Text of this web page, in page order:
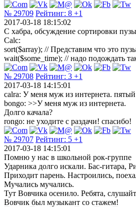
№ 29709 Рейтинг: 8 +1
2017-03-18 18:15:02
С хабра, обсуждение сортировки
Calc:
sort($array); // Представим что это
wait($some_time); // надо подождать
№ 29708 Рейтинг: 3 +1
2017-03-18 14:15:01
calra: У меня муж из интернета.
bongo: >>У меня муж из интернета.
Долго качала?
rongo: не уходите с раздачи! спасибо!
№ 29707 Рейтинг: 5 +1
2017-03-18 14:15:01
Помню у нас в школьной рок-группе
Ударника долго искали. Бас-гитара,
Приходит парень. Настроились,
Мучались мучались.
Тут Вовчика осенило. Ребята,
Вовчик был музыкант со стажем!